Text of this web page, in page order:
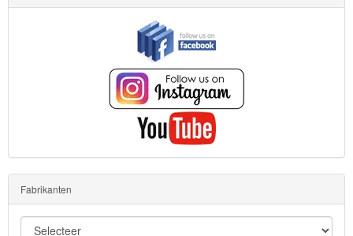
Fabrikanten